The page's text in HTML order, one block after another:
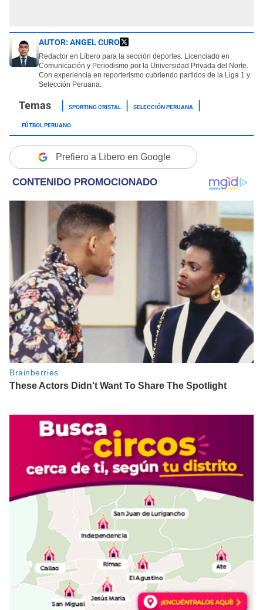
AUTOR: ANGEL CURO
Redactor en Líbero para la sección deportes. Licenciado en
Comunicación y Periodismo por la Universidad Privada del Norte.
Con experiencia en reporterismo cubriendo partidos de la Liga 1 y
Selección Peruana.
SPORTING CRISTAL
SELECCIÓN PERUANA
FÚTBOL PERUANO
Prefiero a Libero en Google